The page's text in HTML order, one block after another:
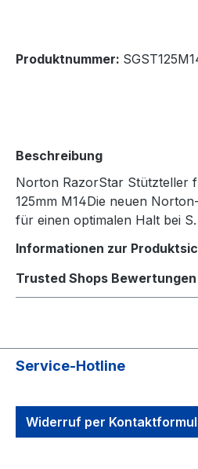
Produktnummer:
Beschreibung
Norton RazorStar Stützteller
125mm M14Die neuen
für einen optimalen Halt bei
Informationen zur
Trusted Shops Bewertungen
Service-Hotline
Widerruf per